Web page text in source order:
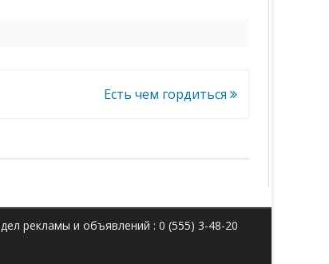
Есть чем гордиться
рекламы и объявлений : 0 (555) 3-48-20